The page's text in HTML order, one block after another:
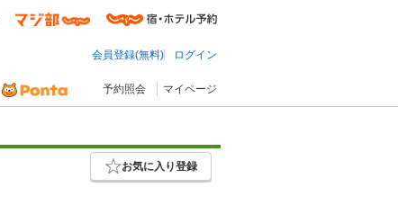
会員登録(無料) ログイン
予約照会 マイページ
お気に入り登録